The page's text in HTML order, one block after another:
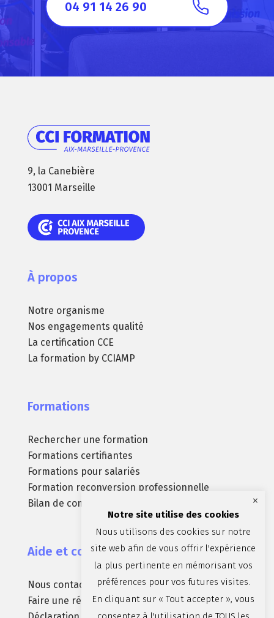
04 91 14 26 90
9, la Canebière
13001 Marseille
À propos
Notre organisme
Nos engagements qualité
La certification CCE
La formation by CCIAMP
Formations
Rechercher une formation
Formations certifiantes
Formations pour salariés
Formation reconversion professionnelle
Bilan de compétences
Aide et contact
Nous contacter
Faire une réclamation
Notre site utilise des cookies
Nous utilisons des cookies sur notre
site web afin de vous offrir l'expérience
la plus pertinente en mémorisant vos
préférences pour vos futures visites.
En cliquant sur « Tout accepter », vous
×